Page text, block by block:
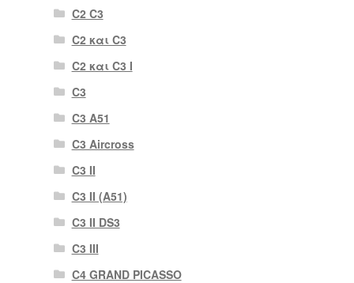
C2 C3
C2 και C3
C2 και C3 I
C3
C3 A51
C3 Aircross
C3 II
C3 II (A51)
C3 II DS3
C3 III
C4 GRAND PICASSO